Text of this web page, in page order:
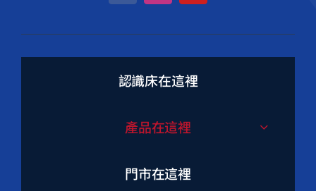
認識床在這裡
產品在這裡
門市在這裡